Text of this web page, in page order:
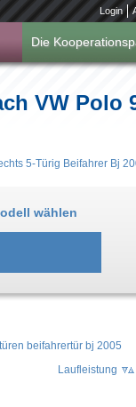
Login
Die
VW Polo
5-Türig Beifahrer Bj
wählen
beifahrertür bj 2005
Laufleistung